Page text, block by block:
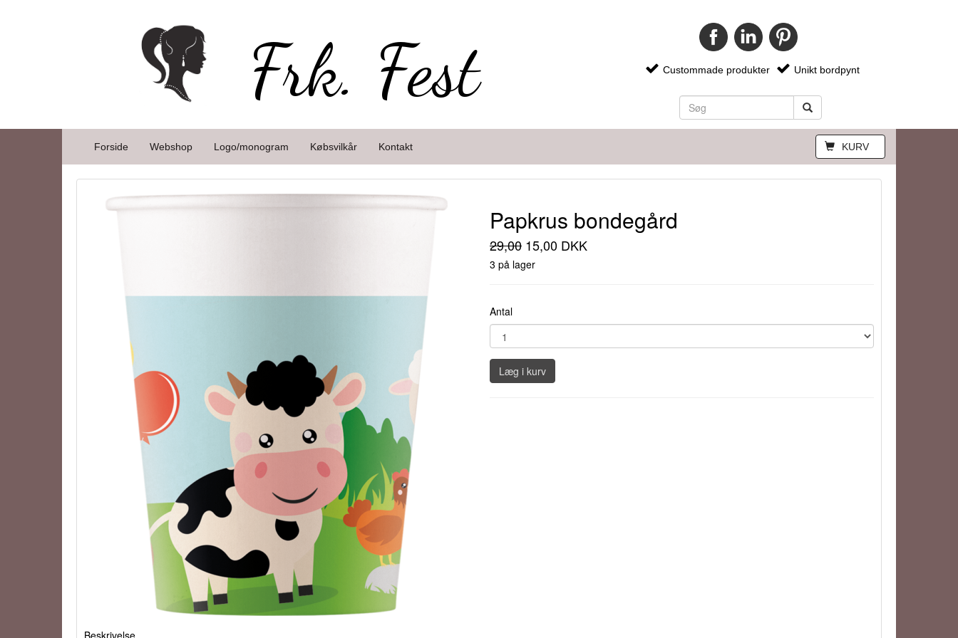
Frk. Fest Custommade produkter Unikt bordpynt
KURV
Forside Webshop Logo/monogram Købsvilkår Kontakt
Papkrus bondegård
29,00 15,00 DKK
3 på lager
Antal
Læg i kurv